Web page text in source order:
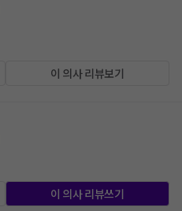
이 의사 리뷰보기
이 의사 리뷰쓰기